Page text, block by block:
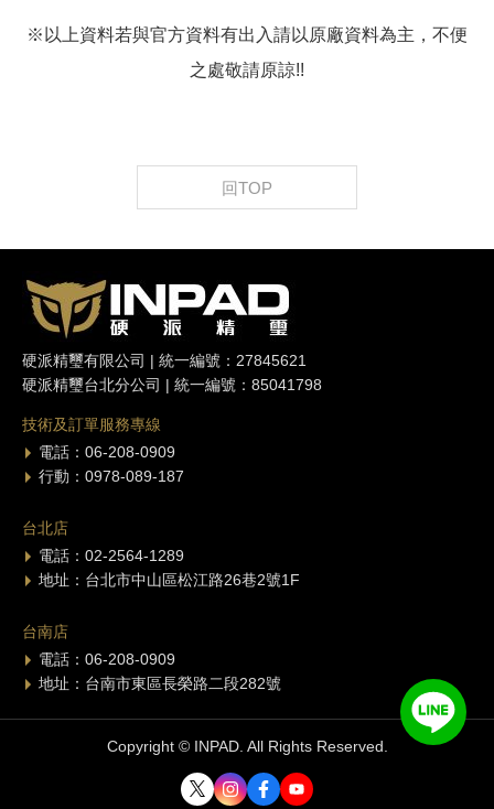
※以上資料若與官方資料有出入請以原廠資料為主，不便
之處敬請原諒!!
回TOP
硬派精璽有限公司 | 統一編號：27845621
硬派精璽台北分公司 | 統一編號：85041798
技術及訂單服務專線
電話：06-208-0909
行動：0978-089-187
台北店
電話：02-2564-1289
地址：台北市中山區松江路26巷2號1F
台南店
電話：06-208-0909
地址：台南市東區長榮路二段282號
Copyright © INPAD. All Rights Reserved.